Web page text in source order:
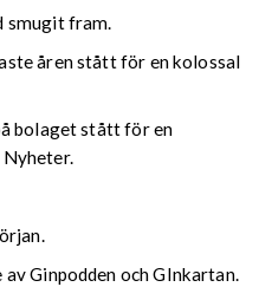
smugit fram.
åren stått för en kolossal
bolaget stått för en
Ginpodden och GInkartan.